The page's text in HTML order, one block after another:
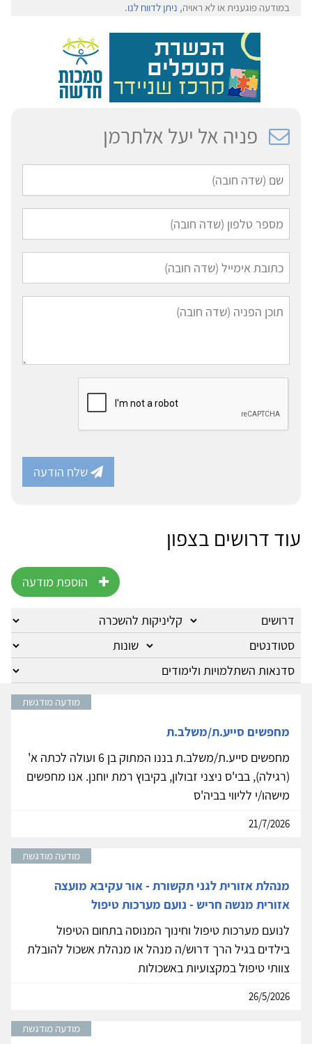
במודעה פוגענית או לא ראויה, ניתן לדווח לנו.
פניה אל יעל אלתרמן
שלח הודעה
עוד דרושים בצפון
הוספת מודעה
מודעה מודגשת
מחפשים סייע.ת/משלב.ת
מחפשים סייע.ת/משלב.ת בננו המתוק בן 6 ועולה לכתה א'
(רגילה), בבי'ס ניצני זבולון, בקיבוץ רמת יוחנן. אנו מחפשים
מישהו/י לליווי בביה'ס
21/7/2026
מודעה מודגשת
מנהלת אזורית לגני תקשורת - אור עקיבא מועצה
אזורית מנשה חריש - נועם מערכות טיפול
לנועם מערכות טיפול וחינוך המנוסה בתחום הטיפול
בילדים בגיל הרך דרוש/ה מנהל או מנהלת אשכול להובלת
צוותי טיפול במקצועיות באשכולות
26/5/2026
מודעה מודגשת